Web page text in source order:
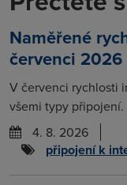
Naměřené
červenci 2026
V červenci rychlosti
všemi typy
4. 8. 2026
připojení k